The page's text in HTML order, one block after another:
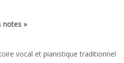
notes »
vocal et pianistique traditionnel